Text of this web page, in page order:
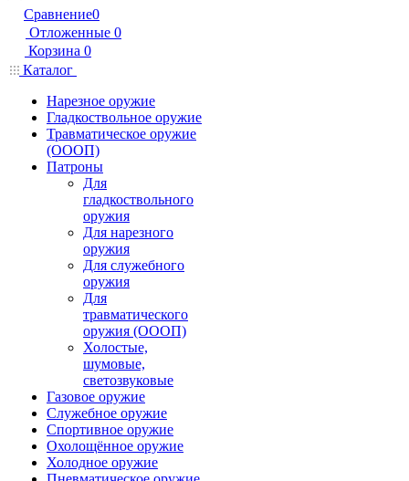
Сравнение0
Отложенные 0
Корзина 0
Каталог
Нарезное оружие
Гладкоствольное оружие
Травматическое оружие
(ОООП)
Патроны
Для
гладкоствольного
оружия
Для нарезного
оружия
Для служебного
оружия
Для
травматического
оружия (ОООП)
Холостые,
шумовые,
светозвуковые
Газовое оружие
Служебное оружие
Спортивное оружие
Охолощённое оружие
Холодное оружие